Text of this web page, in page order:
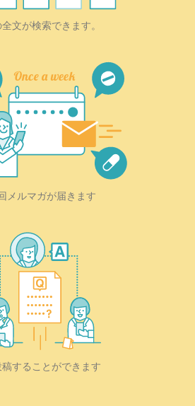
文が検索できます。
メルマガが届きます
稿することができます